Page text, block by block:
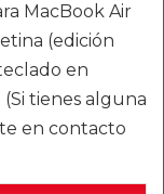
MacBook Air
(edición
en
(Si tienes alguna
en contacto